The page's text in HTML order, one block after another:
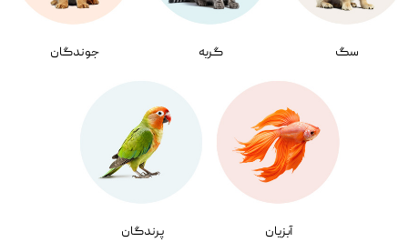
سگ گربه جوندگان
آبزیان پرندگان